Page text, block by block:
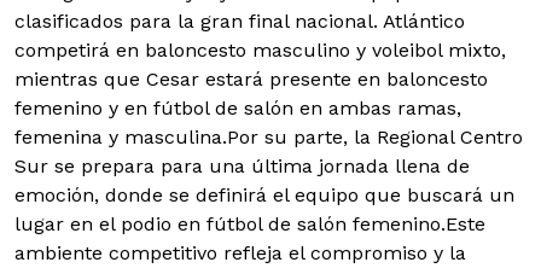
clasificados para la gran final nacional. Atlántico
competirá en baloncesto masculino y voleibol mixto,
mientras que Cesar estará presente en baloncesto
femenino y en fútbol de salón en ambas ramas,
femenina y masculina.Por su parte, la Regional Centro
Sur se prepara para una última jornada llena de
emoción, donde se definirá el equipo que buscará un
lugar en el podio en fútbol de salón femenino.Este
ambiente competitivo refleja el compromiso y la